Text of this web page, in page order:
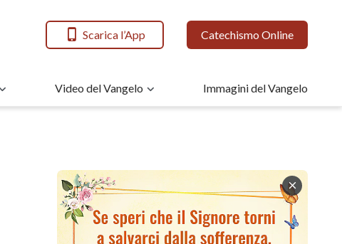
Scarica l’App Catechismo Online
Video del Vangelo Immagini del Vangelo